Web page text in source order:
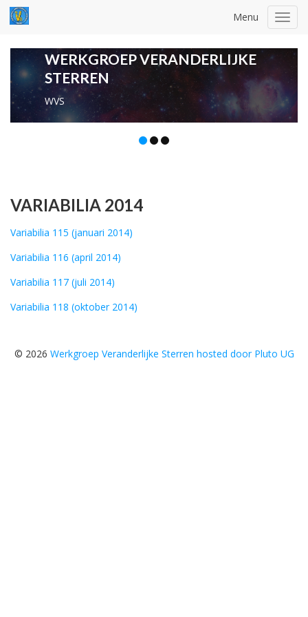
Menu
WERKGROEP VERANDERLIJKE
STERREN
WVS
VARIABILIA 2014
Variabilia 115 (januari 2014)
Variabilia 116 (april 2014)
Variabilia 117 (juli 2014)
Variabilia 118 (oktober 2014)
© 2026 Werkgroep Veranderlijke Sterren hosted door Pluto UG